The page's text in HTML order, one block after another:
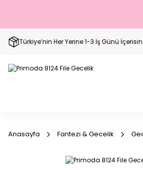
Türkiye’nin Her Yerine 1-3 İş Günü
Anasayfa Fantezi & Gecelik